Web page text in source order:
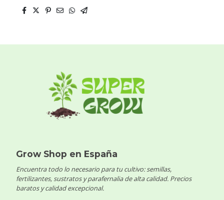
Grow Shop en España
Encuentra todo lo necesario para tu cultivo: semillas,
fertilizantes, sustratos y parafernalia de alta calidad. Precios
baratos y calidad excepcional.